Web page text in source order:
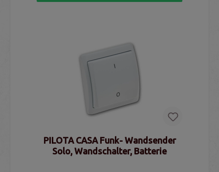
PILOTA CASA Funk- Wandsender
Solo, Wandschalter, Batterie